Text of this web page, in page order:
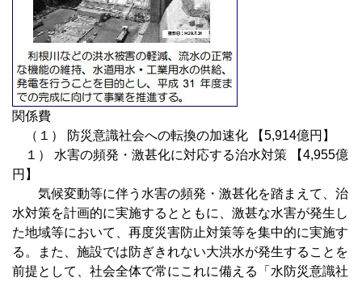
関係費
（１） 防災意識社会への転換の加速化 【5,914億円】
１） 水害の頻発・激甚化に対応する治水対策 【4,955億
円】
気候変動等に伴う水害の頻発・激甚化を踏まえて、治
水対策を計画的に実施するとともに、激甚な水害が発生し
た地域等において、再度災害防止対策等を集中的に実施す
る。また、施設では防ぎきれない大洪水が発生することを
前提として、社会全体で常にこれに備える「水防災意識社